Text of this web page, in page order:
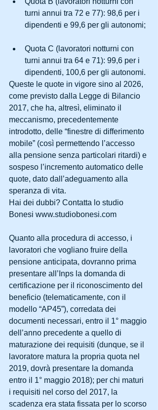
turni annui tra 72 e 77): 98,6 per i
dipendenti e 99,6 per gli autonomi;
Quota C (lavoratori notturni con
turni annui tra 64 e 71): 99,6 per i
dipendenti, 100,6 per gli autonomi.
Queste le quote in vigore sino al 2026,
come previsto dalla Legge di Bilancio
2017, che ha, altresì, eliminato il
meccanismo, precedentemente
introdotto, delle “finestre di differimento
mobile” (così permettendo l’accesso
alla pensione senza particolari ritardi) e
sospeso l’incremento automatico delle
quote, dato dall’adeguamento alla
speranza di vita.
Hai dei dubbi? Contatta lo studio
Bonesi www.studiobonesi.com
Quanto alla procedura di accesso, i
lavoratori che vogliano fruire della
pensione anticipata, dovranno prima
presentare all’Inps la domanda di
certificazione per il riconoscimento del
beneficio (telematicamente, con il
modello “AP45”), corredata dei
documenti necessari, entro il 1° maggio
dell’anno precedente a quello di
maturazione dei requisiti (dunque, se il
lavoratore matura la propria quota nel
2019, dovrà presentare la domanda
entro il 1° maggio 2018); per chi maturi
i requisiti nel corso del 2017, la
scadenza era stata fissata per lo scorso